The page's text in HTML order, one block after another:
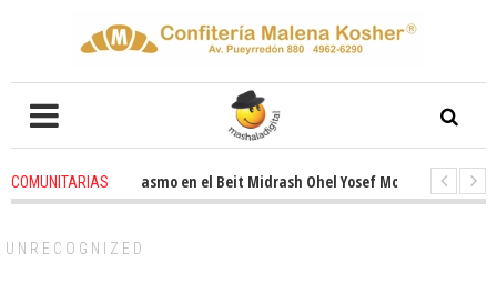
COMUNITARIASentusiasmo en el Beit Midrash Ohel Yosef Moshe 4 weeks ago
UNRECOGNIZED